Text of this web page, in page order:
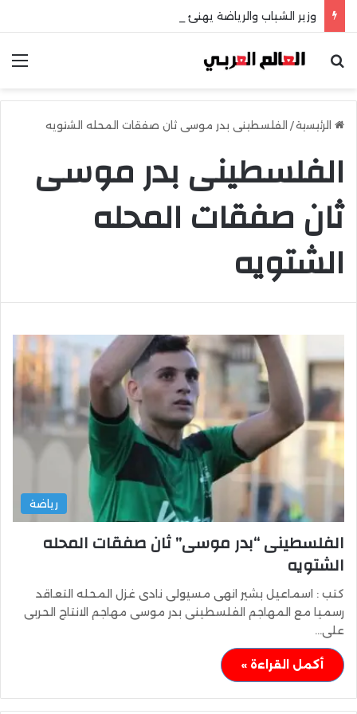
وزير الشباب والرياضة يهنئ منتخب مصر للشطرنج
بحث عن
الرئيسية/ الفلسطينى بدر موسى ثان صفقات المحله الشتويه
الفلسطينى بدر موسى
ثان صفقات المحله
الشتويه
رياضة
الفلسطينى “بدر موسى” ثان صفقات المحله
الشتويه
كتب : اسماعيل بشير انهى مسيولى نادى غزل المحله التعاقد
رسميا مع المهاجم الفلسطينى بدر موسى مهاجم الانتاج الحربى
على…
أكمل القراءة »